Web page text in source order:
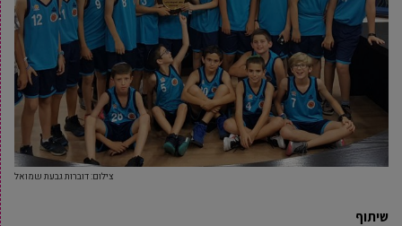
צילום: דוברות גבעת שמואל
שיתוף